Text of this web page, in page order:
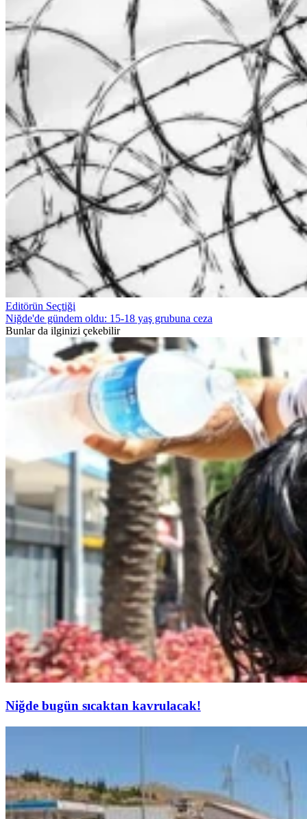
Editörün Seçtiği
Niğde'de gündem oldu: 15-18 yaş grubuna ceza
Bunlar da ilginizi çekebilir
Niğde bugün sıcaktan kavrulacak!